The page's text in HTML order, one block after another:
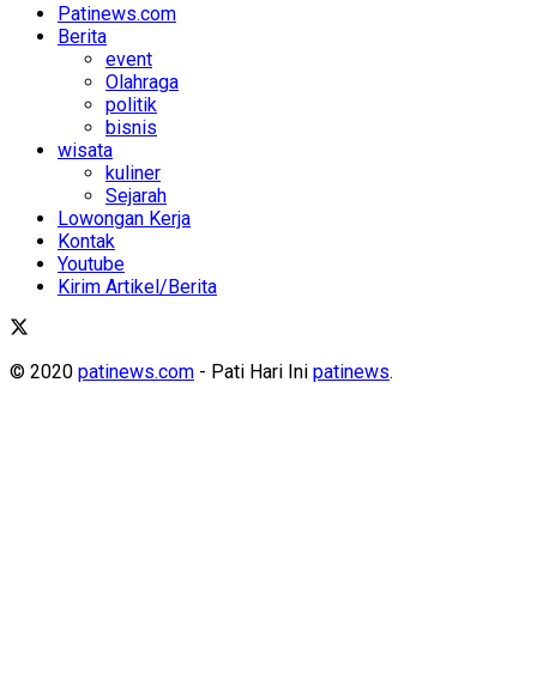
Patinews.com
Berita
event
Olahraga
politik
bisnis
wisata
kuliner
Sejarah
Lowongan Kerja
Kontak
Youtube
Kirim Artikel/Berita
© 2020 patinews.com - Pati Hari Ini patinews.